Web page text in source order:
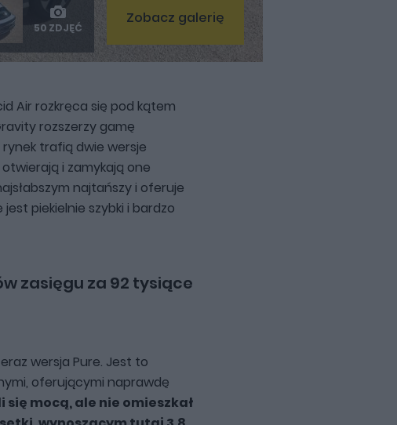
50 ZDJĘĆ
Zobacz galerię
Air rozkręca się pod kątem
rozszerzy gamę
trafią dwie wersje
i zamykają one
najtańszy i oferuje
piekielnie szybki i bardzo
zasięgu za 92 tysiące
wersja Pure. Jest to
oferującymi naprawdę
się mocą, ale nie omieszkał